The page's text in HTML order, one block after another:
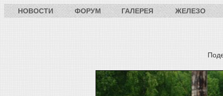
НОВОСТИ ФОРУМ ГАЛЕРЕЯ ЖЕЛЕЗО